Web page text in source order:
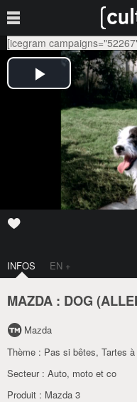
[icegram
INFOS EN +
MAZDA : DOG (
Mazda
Thème : Pas si bêtes, Tartes
Secteur : Auto, moto et co
Produit : Mazda 3